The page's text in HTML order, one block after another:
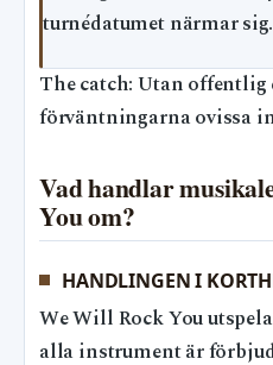
turnédatumet närmar sig.
The catch: Utan
förväntningarna ovissa
Vad handlar
You om?
HANDLINGEN I
We Will Rock You
alla instrument är